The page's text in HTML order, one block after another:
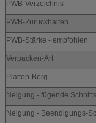
PWB-Verzeichnis
PWB-Zurückhalten
PWB-Stärke - empfohlen
Verpacken-Art
Platten-Berg
Neigung - fügende
Neigung - Beendigungs-